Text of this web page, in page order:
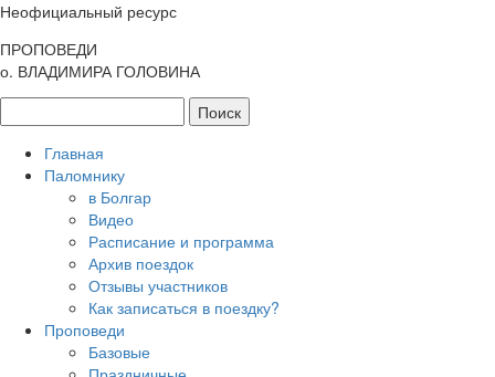
Неофициальный ресурс
ПРОПОВЕДИ
о. ВЛАДИМИРА ГОЛОВИНА
Главная
Паломнику
в Болгар
Видео
Расписание и программа
Архив поездок
Отзывы участников
Как записаться в поездку?
Проповеди
Базовые